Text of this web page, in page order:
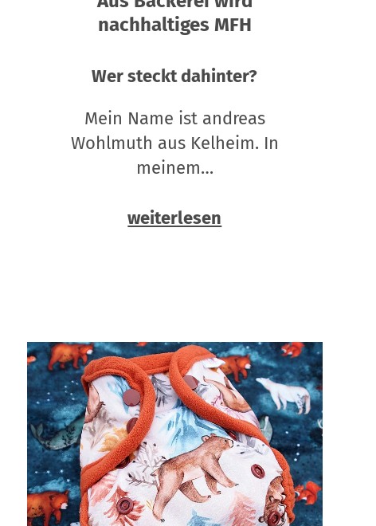
nachhaltiges MFH
Wer steckt dahinter?
Mein Name ist andreas
Wohlmuth aus Kelheim. In
meinem…
weiterlesen